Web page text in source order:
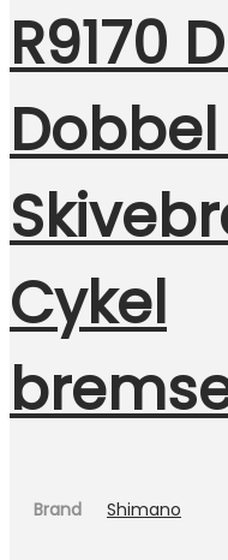
R9170
Cykel
Brand Shimano